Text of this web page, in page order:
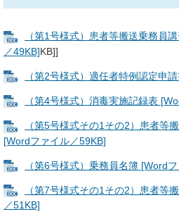
（第1号様式）患者等搬送乗務員
／49KB]KB]]
（第2号様式）適任者特例認定申
（第4号様式）消毒実施記録表
（第5号様式その1その2）患者等
[Wordファイル／59KB]
（第6号様式）乗務員名簿 [Word
（第7号様式その1その2）患者等
／51KB]